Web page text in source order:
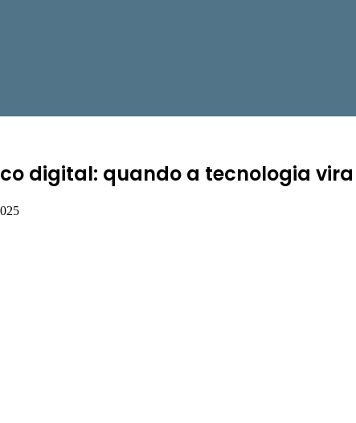
digital: quando a tecnologia